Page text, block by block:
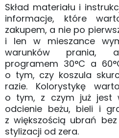
Skład materiału i
informacje, które
zakupem, a nie po
i len w mieszance
warunków prania,
programem 30°C a
o tym, czy koszula
razie. Kolorystykę
o tym, z czym już jest
odcienie beżu, bieli i
z większością ubrań
stylizacji od zera.